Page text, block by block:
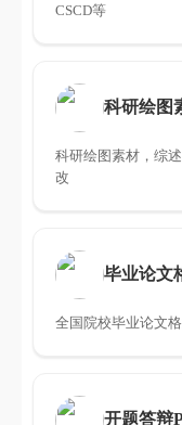
CSCD等
科研绘图
科研绘图素材，综
改
毕业论文
全国院校毕业论文
开题答辩